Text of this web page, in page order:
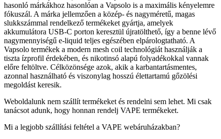
hasonló márkákhoz hasonlóan a Vapsolo is a maximális kényelemre
fókuszál. A márka jellemzően a közép- és nagyméretű, magas
slukkszámmal rendelkező termékeket gyártja, amelyek
akkumulátora USB-C porton keresztül újratölthető, így a benne lévő
nagymennyiségű e-liquid teljes egészében elpárologtatható. A
Vapsolo termékek a modern mesh coil technológiát használják a
tiszta ízprofil érdekében, és nikotinsó alapú folyadékokkal vannak
előre feltöltve. Célközönsége azok, akik a karbantartásmentes,
azonnal használható és viszonylag hosszú élettartamú gőzölési
megoldást keresik.
Weboldalunk nem szállít termékeket és rendelni sem lehet. Mi csak
tanácsot adunk, hogy honnan rendelj VAPE termékeket.
Mi a legjobb szállítási feltétel a VAPE webáruházakban?